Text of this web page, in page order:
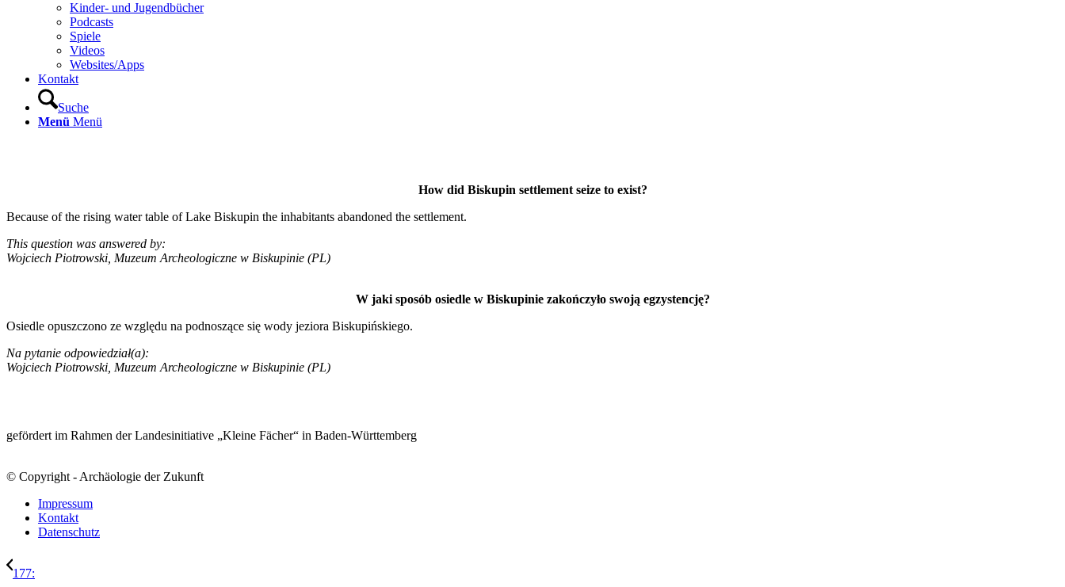
Kinder- und Jugendbücher
Podcasts
Spiele
Videos
Websites/Apps
Kontakt
Suche
Menü Menü
How did Biskupin settlement seize to exist?
Because of the rising water table of Lake Biskupin the inhabitants abandoned the settlement.
This question was answered by:
Wojciech Piotrowski, Muzeum Archeologiczne w Biskupinie (PL)
W jaki sposób osiedle w Biskupinie zakończyło swoją egzystencję?
Osiedle opuszczono ze względu na podnoszące się wody jeziora Biskupińskiego.
Na pytanie odpowiedział(a):
Wojciech Piotrowski, Muzeum Archeologiczne w Biskupinie (PL)
gefördert im Rahmen der Landesinitiative „Kleine Fächer“ in Baden-Württemberg
© Copyright - Archäologie der Zukunft
Impressum
Kontakt
Datenschutz
177: